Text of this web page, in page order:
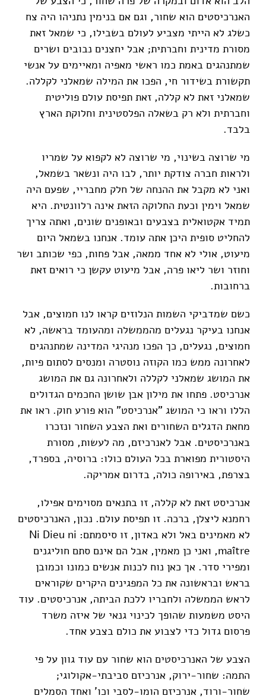
האנרכיסטים הוא שחור, וגם אם בנימין נתניהו היה צח
כשלג לא הייתי מצביע לעולם בשבילו, כי שמאל זאת
מסורת מדינית וחברתית; אבל יחצנים נבובים ושרים
שמתנהגים באמת כמו ראשי מאפיה ומאיימים על אנשי
תקשורת בשידור חי, הפכו את המילה שמאלני לקללה.
שמאלני זאת לא קללה, זאת תפיסת עולם פוליטית
וחברתית ולא רק בשאלה הפלסטינית וחלוקת הארץ
בלבד.
מי שרוצה בשינוי, מי שרוצה לא לקפוא על שמריו
ולראות חברה צודקת יותר, לבו היה ונשאר בשמאל,
ואני לא מקבל את ההנחה של חלק מחבריי, שפעם היה
שמאל וימין וכעת החלוקה הזאת אינה רלוונטית. היא
תמיד אקטואלית בצבעים ובאופנים שונים, ואתה צריך
להחליט סופית היכן אתה עומד. אנחנו בשמאל היום
מיעוט, אולי לא אחד ממאה, אבל פחות, כפי שכותב ושר
וחוזר ושר ליאו פרה, אבל מיעוט עקשן כי רואים זאת
ברחובות.
כשם שמדביקי השמות הנלוזים קראו לנו חמוצים, אבל
אנחנו בעיקר נגעלים מהממשלה ומהעומד בראשה, לא
חמוצים, נגעלים, כך הפכו מנהיגי המדינה שמתנהגים
לאחרונה ממש כמו הקוזה נוסטרה ומנסים לסתום פיות,
את המושג שמאלני לקללה ולאחרונה גם את המושג
אנרכיסט. פתחו את מילון אבן שושן החכמים הגדולים
הללו וראו כי המושג "אנרכיסט" הוא פורע חוק. ראו את
מחאת הדגלים השחורים ואת הצבע השחור ונזכרו
באנרכיסטים. אבל לאנרכיזם, מה לעשות, מסורת
היסטורית מפוארת בכל העולם כולו: ברוסיה, בספרד,
בצרפת, באירופה כולה, בדרום אמריקה.
אנרכיסט זאת לא קללה, זו בתנאים מסוימים אפילו,
רחמנא ליצלן, ברכה. זו תפיסת עולם. נכון, האנרכיסטים
לא מאמינים באל ולא באדון, זו סיסמתם: Ni Dieu ni
maître, ואני כן מאמין, אבל הם אינם סתם חוליגנים
ומפירי סדר. אך כאן נוח לכנות אנשים כמונו וכמובן
בראש ובראשונה את כל המפגינים היקרים שקוראים
לראש הממשלה ולחבריו ללכת הביתה, אנרכיסטים. עוד
היסט משמעות שהופך לכינוי גנאי של איזה משרד
פרסום גדול כדי לצבוע את כולם בצבע אחד.
הצבע של האנרכיסטים הוא שחור עם עוד גוון על פי
התמה: שחור-ירוק, אנרכיזם סביבתי-אקולוגי;
שחור-ורוד, אנרכיזם הומו-לסבי וכו' ואחד הסמלים